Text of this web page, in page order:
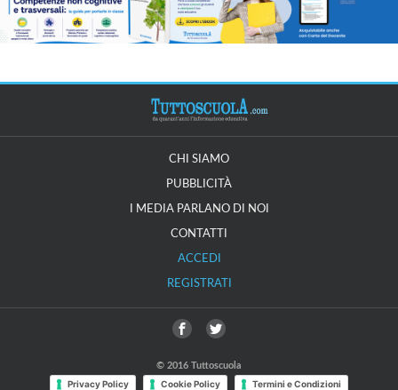
CHI SIAMO
PUBBLICITÀ
I MEDIA PARLANO DI NOI
CONTATTI
ACCEDI
REGISTRATI
© 2016 Tuttoscuola
Privacy Policy Cookie Policy Termini e Condizioni